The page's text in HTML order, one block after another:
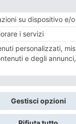
per il
futuro